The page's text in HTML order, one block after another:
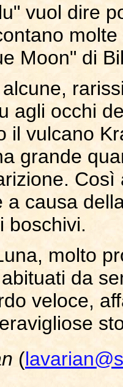
vuol dire
Moon" di
agli occhi
il vulcano
grande
a causa
boschivi.
molto
da
veloce,
(